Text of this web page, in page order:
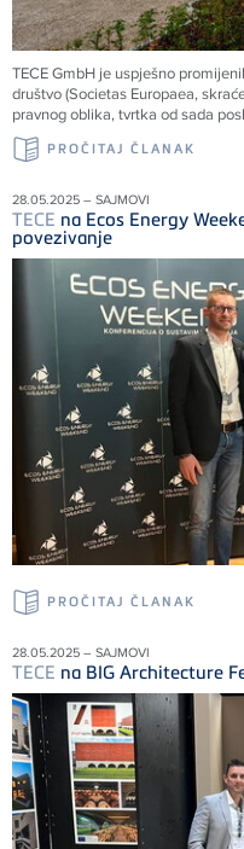
TECEGmbH je uspješno
društvo (Societas Europaea,
pravnog oblika, tvrtka od sada
PROČITAJ ČLANAK
28.05.2025 – SAJMOVI
TECE na Ecos Energy
povezivanje
PROČITAJ ČLANAK
28.05.2025 – SAJMOVI
TECE na BIG Architecture